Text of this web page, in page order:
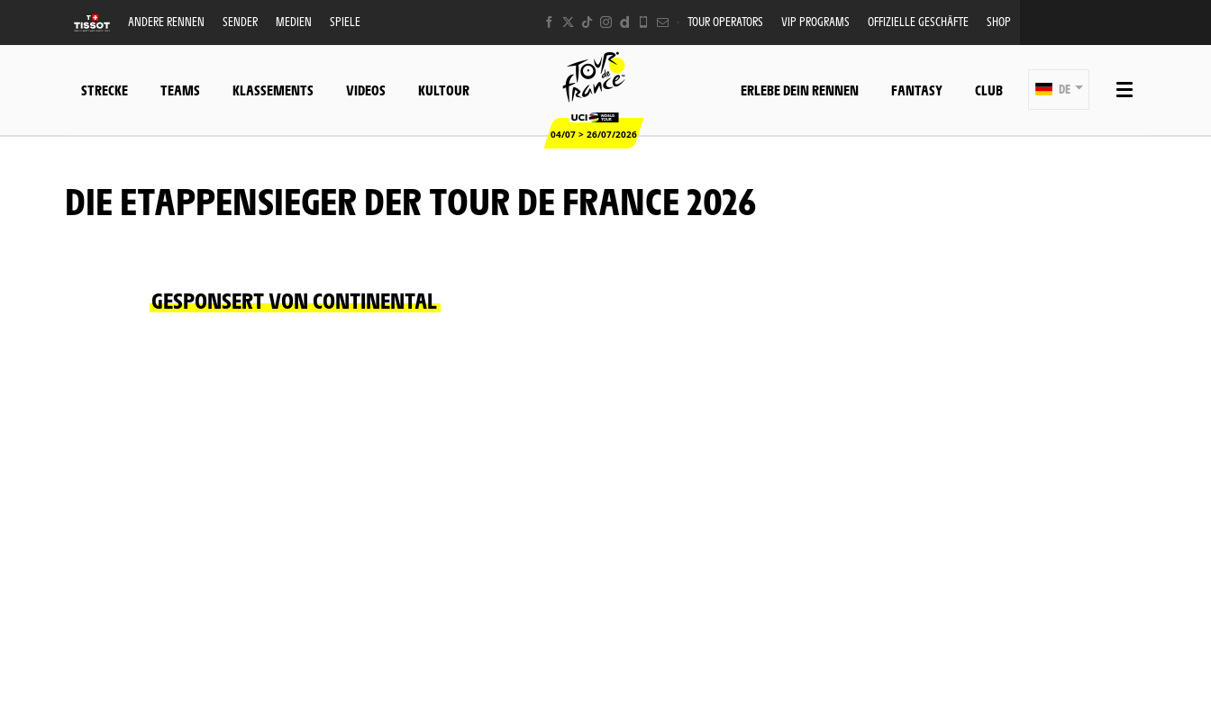
ANDERE RENNEN SENDER MEDIEN SPIELE TOUR OPERATORS VIP PROGRAMS OFFIZIELLE GESCHÄFTE SHOP
STRECKE TEAMS KLASSEMENTS VIDEOS KULTOUR
04/07 > 26/07/2026
ERLEBE DEIN RENNEN FANTASY CLUB DE
DIE ETAPPENSIEGER DER TOUR DE FRANCE 2026
GESPONSERT VON CONTINENTAL